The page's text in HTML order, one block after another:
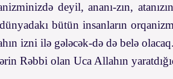
deyil, ananı-zın,
dünyadakı bütün insanların
izni ilə gələcək-də də belə
Rəbbi olan Uca Allahın